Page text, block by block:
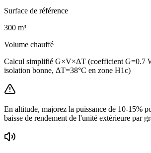
Surface de référence
300 m³
Volume chauffé
Calcul simplifié G×V×ΔT (coefficient G=0.7
isolation bonne, ΔT=38°C en zone H1c)
En altitude, majorez la puissance de 10-15%
baisse de rendement de l'unité extérieure par